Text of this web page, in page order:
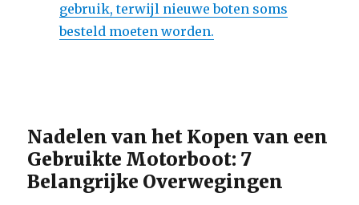
gebruik, terwijl nieuwe boten soms
besteld moeten worden.
Nadelen van het Kopen van een
Gebruikte Motorboot: 7
Belangrijke Overwegingen